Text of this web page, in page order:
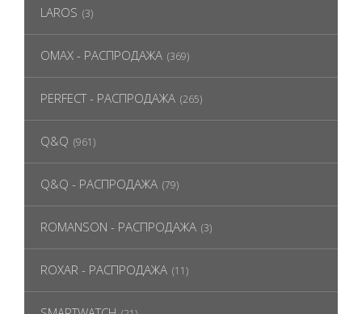
LAROS (3)
OMAX - РАСПРОДАЖА (369)
PERFECT - РАСПРОДАЖА (265)
Q&Q (961)
Q&Q - РАСПРОДАЖА (79)
ROMANSON - РАСПРОДАЖА (3)
ROXAR - РАСПРОДАЖА (11)